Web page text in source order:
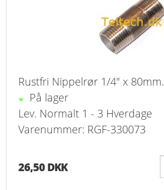
Rustfri Nippelrør 1/4" x 80mm.
På lager
Lev. Normalt 1 - 3 Hverdage
Varenummer: RGF-330073
26,50 DKK